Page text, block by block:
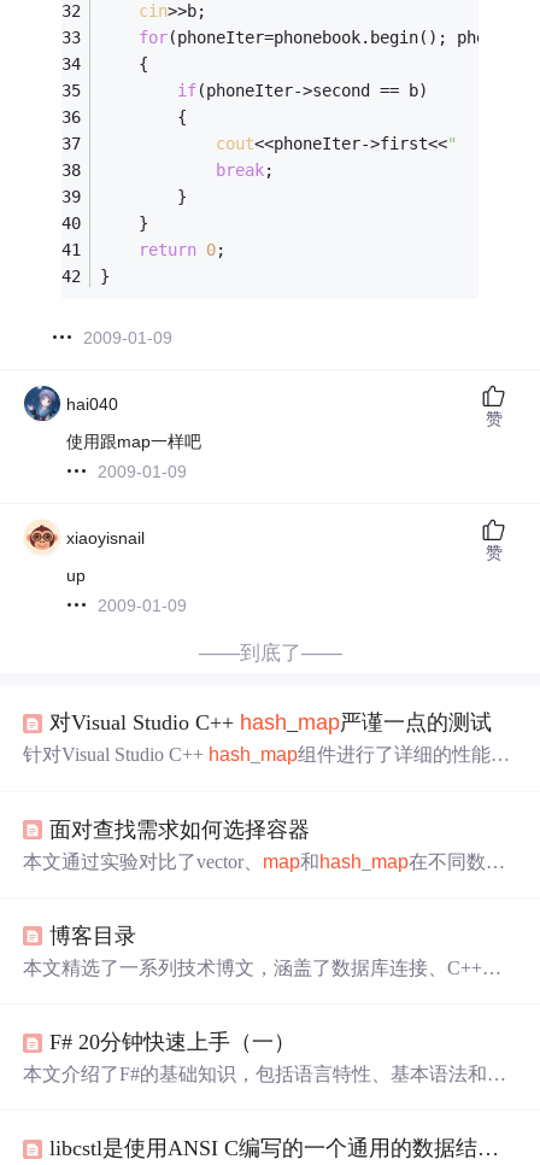
cin>>b;
for(phoneIter=phonebook.begin();
    {
if(phoneIter->second == b)
        {
cout<<phoneIter->first<<"  "
break;
        }
    }
return 0;
}
2009-01-09
hai040
使用跟map一样吧
2009-01-09
赞
xiaoyisnail
up
2009-01-09
赞
——到底了——
对Visual Studio C++ hash map严谨一点的测试
针对Visual Studio C++ hash map组件进行了详细的性能测
面对查找需求如何选择容器
本文通过实验对比了vector、 map和hash map在不同数据
博客目录
本文精选了一系列技术博文，涵盖了数据库连接、C++库
F# 20分钟快速上手（一）
本文介绍了F#的基础知识，包括语言特性、基本语法和交
libcstl是使用ANSI C编写的一个通用的数据结构和常用的算法库，它模仿SGI STL的接口和实现。